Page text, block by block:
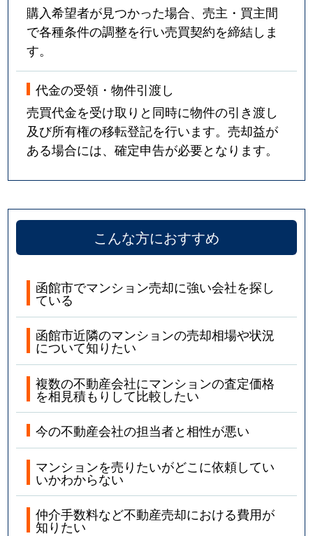
購入希望者が見つかった場合、売主・買主間
で各種条件の調整を行い売買契約を締結しま
す。
代金の受領・物件引渡し
売買代金を受け取りと同時に物件の引き渡し
及び所有権の移転登記を行います。売却益が
ある場合には、確定申告が必要となります。
こんな方におすすめ
函館市でマンション売却に強い会社を探し
ている
函館市近隣のマンションの売却相場や状況
について知りたい
複数の不動産会社にマンションの査定価格
を相見積もりして比較したい
今の不動産会社の担当者と相性が悪い
マンションを売りたいがどこに依頼してい
いかわからない
仲介手数料など不動産売却における費用が
知りたい